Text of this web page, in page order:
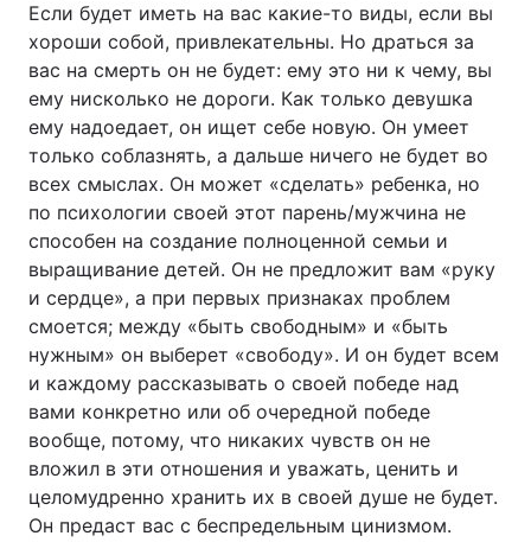
Если будет иметь на вас какие-то виды, если вы
хороши собой, привлекательны. Но драться за
вас на смерть он не будет: ему это ни к чему, вы
ему нисколько не дороги. Как только девушка
ему надоедает, он ищет себе новую. Он умеет
только соблазнять, а дальше ничего не будет во
всех смыслах. Он может «сделать» ребенка, но
по психологии своей этот парень/мужчина не
способен на создание полноценной семьи и
выращивание детей. Он не предложит вам «руку
и сердце», а при первых признаках проблем
смоется; между «быть свободным» и «быть
нужным» он выберет «свободу». И он будет всем
и каждому рассказывать о своей победе над
вами конкретно или об очередной победе
вообще, потому, что никаких чувств он не
вложил в эти отношения и уважать, ценить и
целомудренно хранить их в своей душе не будет.
Он предаст вас с беспредельным цинизмом.